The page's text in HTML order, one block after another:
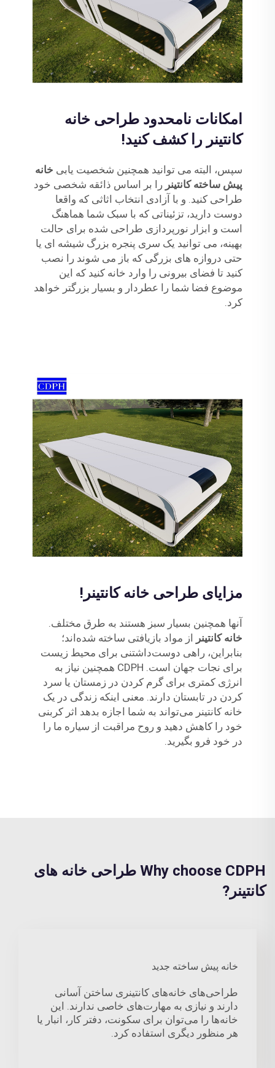
امکانات نامحدود طراحی خانه
کانتینر را کشف کنید!
سپس، البته می توانید همچنین شخصیت یابی خانه
پیش ساخته کانتینر را بر اساس ذائقه شخصی خود
طراحی کنید. و با آزادی انتخاب اثاثی که واقعا
دوست دارید، تزئیناتی که با سبک شما هماهنگ
است و ابزار نورپردازی طراحی شده برای حالت
بهینه، می توانید یک سری پنجره بزرگ شیشه ای یا
حتی دروازه های بزرگی که باز می شوند را نصب
کنید تا فضای بیرونی را وارد خانه کنید که این
موضوع فضا شما را عطردار و بسیار بزرگتر خواهد
کرد.
مزایای طراحی خانه کانتینر!
آنها همچنین بسیار سبز هستند به طرق مختلف.
خانه کانتینر
از مواد بازیافتی ساخته شده‌اند؛
بنابراین، راهی دوست‌داشتنی برای محیط زیست
برای نجات جهان است. CDPH همچنین نیاز به
انرژی کمتری برای گرم کردن در زمستان یا سرد
کردن در تابستان دارند. معنی اینکه زندگی در یک
خانه کانتینر می‌تواند به شما اجازه بدهد اثر کربنی
خود را کاهش دهید و روح مراقبت از سیاره ما را
در خود فرو بگیرید.
Why choose CDPH طراحی خانه های
کانتینر?
خانه پیش ساخته جدید
طراحی‌های خانه‌های کانتینری ساختن آسانی
دارند و نیازی به مهارت‌های خاصی ندارند. این
خانه‌ها را می‌توان برای سکونت، دفتر کار، انبار یا
هر منظور دیگری استفاده کرد.